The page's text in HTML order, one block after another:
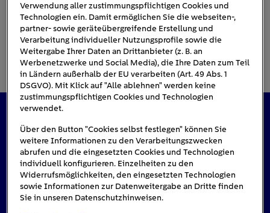
Das könnte Sie auch interessieren
#Solarenergie
Verwendung aller zustimmungspflichtigen Cookies und
Technologien ein. Damit ermöglichen Sie die webseiten-,
partner- sowie geräteübergreifende Erstellung und
Verarbeitung individueller Nutzungsprofile sowie die
Weitergabe Ihrer Daten an Drittanbieter (z. B. an
Werbenetzwerke und Social Media), die Ihre Daten zum Teil
in Ländern außerhalb der EU verarbeiten (Art. 49 Abs. 1
DSGVO). Mit Klick auf "Alle ablehnen" werden keine
zustimmungspflichtigen Cookies und Technologien
verwendet.
Über den Button "Cookies selbst festlegen" können Sie
weitere Informationen zu den Verarbeitungszwecken
abrufen und die eingesetzten Cookies und Technologien
individuell konfigurieren. Einzelheiten zu den
Widerrufsmöglichkeiten, den eingesetzten Technologien
sowie Informationen zur Datenweitergabe an Dritte finden
Sie in unseren Datenschutzhinweisen.